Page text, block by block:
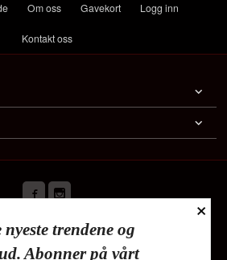
Om oss Gavekort Logg inn
Kontakt oss
Sikkerhet og personvern
×
trendene og
Abonner på vårt